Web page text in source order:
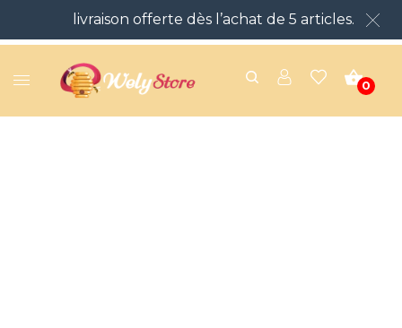
livraison offerte dès l’achat de 5 articles.
0